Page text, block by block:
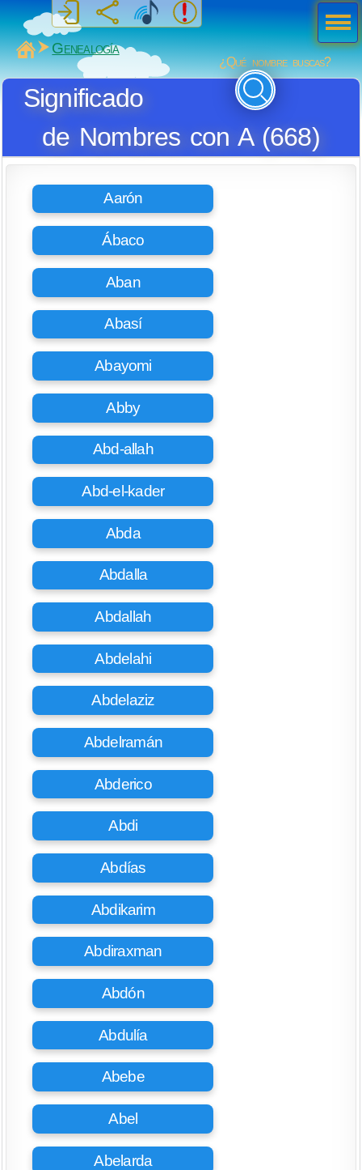
MiSabueso
Genealogía
¿Qué nombre buscas?
Significado
de Nombres con A (668)
Aarón
Ábaco
Aban
Abasí
Abayomi
Abby
Abd-allah
Abd-el-kader
Abda
Abdalla
Abdallah
Abdelahi
Abdelaziz
Abdelramán
Abderico
Abdi
Abdías
Abdikarim
Abdiraxman
Abdón
Abdulía
Abebe
Abel
Abelarda
Men
ú